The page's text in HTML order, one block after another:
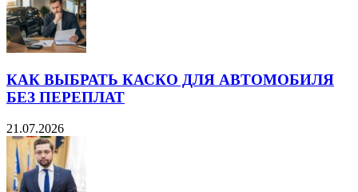
КАК ВЫБРАТЬ КАСКО ДЛЯ АВТОМОБИЛЯ
БЕЗ ПЕРЕПЛАТ
21.07.2026